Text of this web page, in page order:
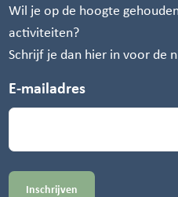
Wil je op de hoogte
activiteiten?
Schrijf je dan hier in voor de
E-mailadres